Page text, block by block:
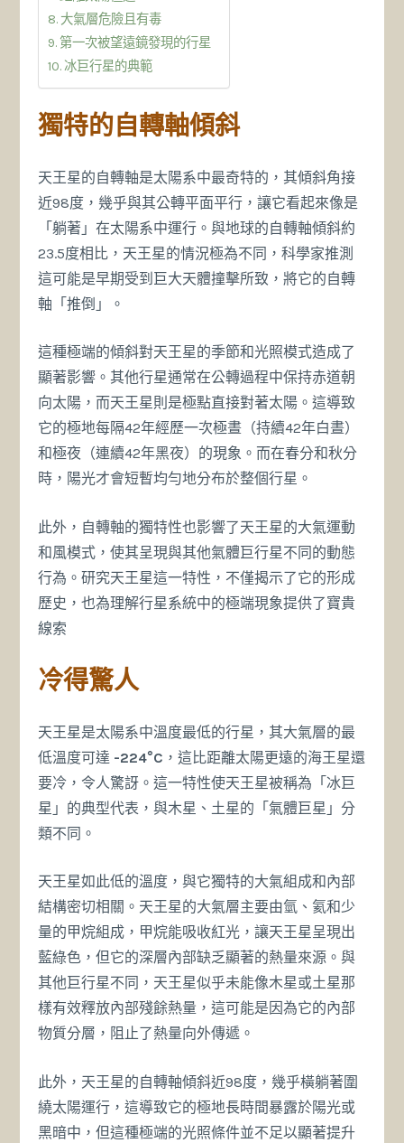
大氣層危險且有毒
第一次被望遠鏡發現的行星
冰巨行星的典範
獨特的自轉軸傾斜
天王星的自轉軸是太陽系中最奇特的，其傾斜角接
近98度，幾乎與其公轉平面平行，讓它看起來像是
「躺著」在太陽系中運行。與地球的自轉軸傾斜約
23.5度相比，天王星的情況極為不同，科學家推測
這可能是早期受到巨大天體撞擊所致，將它的自轉
軸「推倒」。
這種極端的傾斜對天王星的季節和光照模式造成了
顯著影響。其他行星通常在公轉過程中保持赤道朝
向太陽，而天王星則是極點直接對著太陽。這導致
它的極地每隔42年經歷一次極晝（持續42年白晝）
和極夜（連續42年黑夜）的現象。而在春分和秋分
時，陽光才會短暫均勻地分布於整個行星。
此外，自轉軸的獨特性也影響了天王星的大氣運動
和風模式，使其呈現與其他氣體巨行星不同的動態
行為。研究天王星這一特性，不僅揭示了它的形成
歷史，也為理解行星系統中的極端現象提供了寶貴
線索
冷得驚人
天王星是太陽系中溫度最低的行星，其大氣層的最
低溫度可達 -224°C ，這比距離太陽更遠的海王星還
要冷，令人驚訝。這一特性使天王星被稱為「冰巨
星」的典型代表，與木星、土星的「氣體巨星」分
類不同。
天王星如此低的溫度，與它獨特的大氣組成和內部
結構密切相關。天王星的大氣層主要由氫、氦和少
量的甲烷組成，甲烷能吸收紅光，讓天王星呈現出
藍綠色，但它的深層內部缺乏顯著的熱量來源。與
其他巨行星不同，天王星似乎未能像木星或土星那
樣有效釋放內部殘餘熱量，這可能是因為它的內部
物質分層，阻止了熱量向外傳遞。
此外，天王星的自轉軸傾斜近98度，幾乎橫躺著圍
繞太陽運行，這導致它的極地長時間暴露於陽光或
黑暗中，但這種極端的光照條件並不足以顯著提升